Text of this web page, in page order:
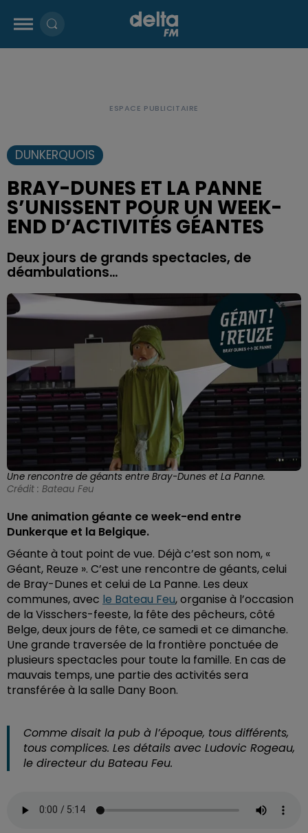
DUNKERQUOIS
BRAY-DUNES ET LA PANNE
S’UNISSENT POUR UN WEEK-
END D’ACTIVITÉS GÉANTES
Deux jours de grands spectacles, de
déambulations…
Une rencontre de géants entre Bray-Dunes et La Panne.
Crédit : Bateau Feu
Une animation géante ce week-end entre
Dunkerque et la Belgique.
Géante à tout point de vue. Déjà c’est son nom, «
Géant, Reuze ». C’est une rencontre de géants, celui
de Bray-Dunes et celui de La Panne. Les deux
communes, avec le Bateau Feu, organise à l’occasion
de la Visschers-feeste, la fête des pêcheurs, côté
Belge, deux jours de fête, ce samedi et ce dimanche.
Une grande traversée de la frontière ponctuée de
plusieurs spectacles pour toute la famille. En cas de
mauvais temps, une partie des activités sera
transférée à la salle Dany Boon.
Comme disait la pub à l’époque, tous différents,
tous complices. Les détails avec Ludovic Rogeau,
le directeur du Bateau Feu.